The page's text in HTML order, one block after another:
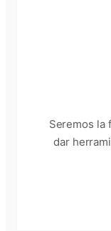
Seremos la
dar